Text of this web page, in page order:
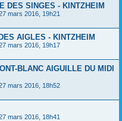
DES SINGES - KINTZHEIM
mars 2016, 19h21
AIGLES - KINTZHEIM
mars 2016, 19h17
BLANC AIGUILLE DU MIDI
mars 2016, 18h52
mars 2016, 18h41